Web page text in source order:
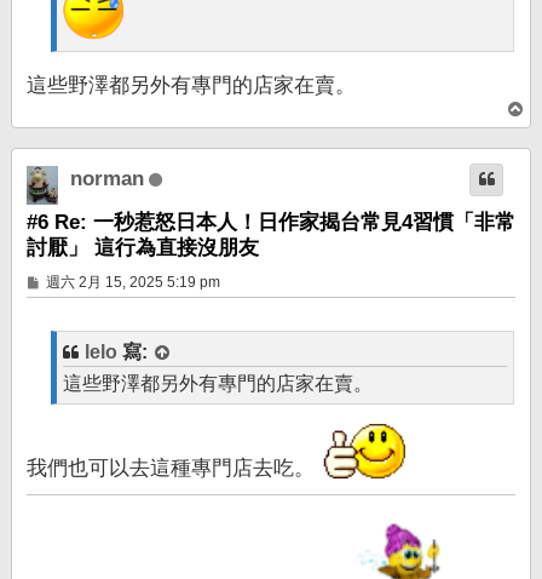
這些野澤都另外有專門的店家在賣。
頂
端
norman
#6 Re: 一秒惹怒日本人！日作家揭台常見4習慣「非常
討厭」 這行為直接沒朋友
文
章
週六 2月 15, 2025 5:19 pm
lelo 寫:
這些野澤都另外有專門的店家在賣。
我們也可以去這種專門店去吃。